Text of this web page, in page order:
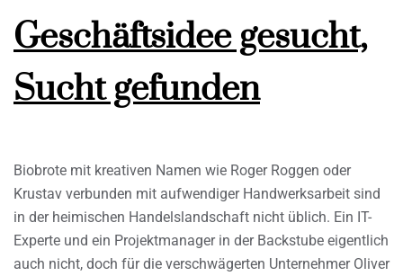
Geschäftsidee gesucht,
Sucht gefunden
Biobrote mit kreativen Namen wie Roger Roggen oder
Krustav verbunden mit aufwendiger Handwerksarbeit sind
in der heimischen Handelslandschaft nicht üblich. Ein IT-
Experte und ein Projektmanager in der Backstube eigentlich
auch nicht, doch für die verschwägerten Unternehmer Oliver